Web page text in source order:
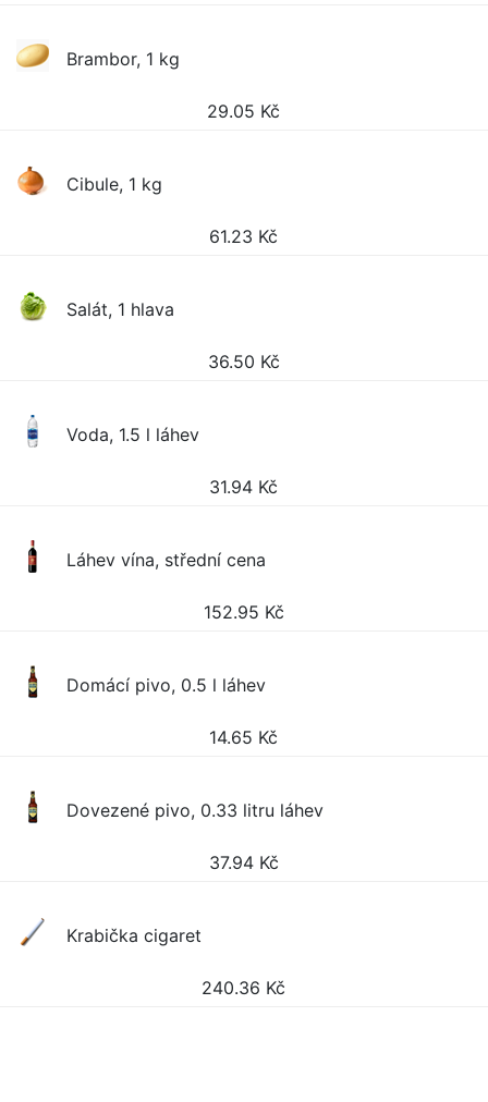
Brambor, 1 kg
29.05 Kč
Cibule, 1 kg
61.23 Kč
Salát, 1 hlava
36.50 Kč
Voda, 1.5 l láhev
31.94 Kč
Láhev vína, střední cena
152.95 Kč
Domácí pivo, 0.5 l láhev
14.65 Kč
Dovezené pivo, 0.33 litru láhev
37.94 Kč
Krabička cigaret
240.36 Kč